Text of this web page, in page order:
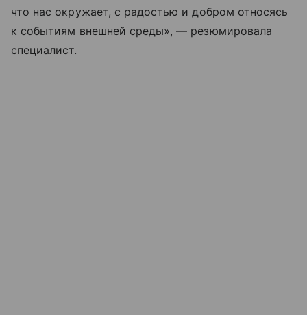
что нас окружает, с радостью и добром относясь
к событиям внешней среды», — резюмировала
специалист.